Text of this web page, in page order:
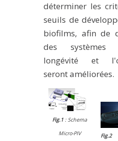
déterminer les
seuils de
biofilms, afin de
des
longévité et
seront améliorées.
Fig.1 : Schema
Micro-PIV
Fig.2: